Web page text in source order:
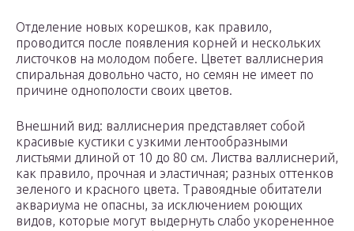
Отделение новых корешков, как правило,
проводится после появления корней и нескольких
листочков на молодом побеге. Цветет валлиснерия
спиральная довольно часто, но семян не имеет по
причине однополости своих цветов.
Внешний вид: валлиснерия представляет собой
красивые кустики с узкими лентообразными
листьями длиной от 10 до 80 см. Листва валлиснерий,
как правило, прочная и эластичная; разных оттенков
зеленого и красного цвета. Травоядные обитатели
аквариума не опасны, за исключением роющих
видов, которые могут выдернуть слабо укорененное